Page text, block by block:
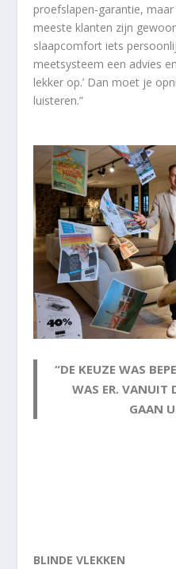
proefslapen-garantie,
meeste klanten zijn
slaapcomfort iets
meetsysteem een advies
lekker op.’ Dan moet je
luisteren.”
“DE KEUZE WAS
WAS ER. VANUIT
GAAN
BLINDE VLEKKEN